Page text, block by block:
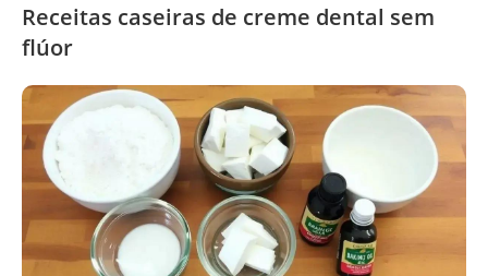
Receitas caseiras de creme dental sem
flúor